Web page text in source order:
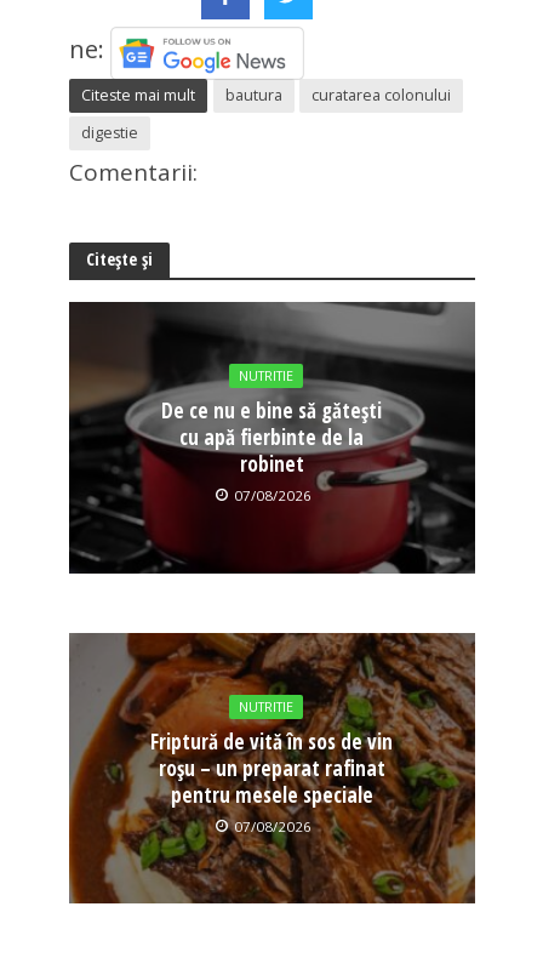
ne:
Citeste mai mult bautura
curatarea colonului
digestie
Comentarii:
Citește și
NUTRITIE
De ce nu e bine să gătești
cu apă fierbinte de la
robinet
07/08/2026
NUTRITIE
Friptură de vită în sos de vin
roșu – un preparat rafinat
pentru mesele speciale
07/08/2026